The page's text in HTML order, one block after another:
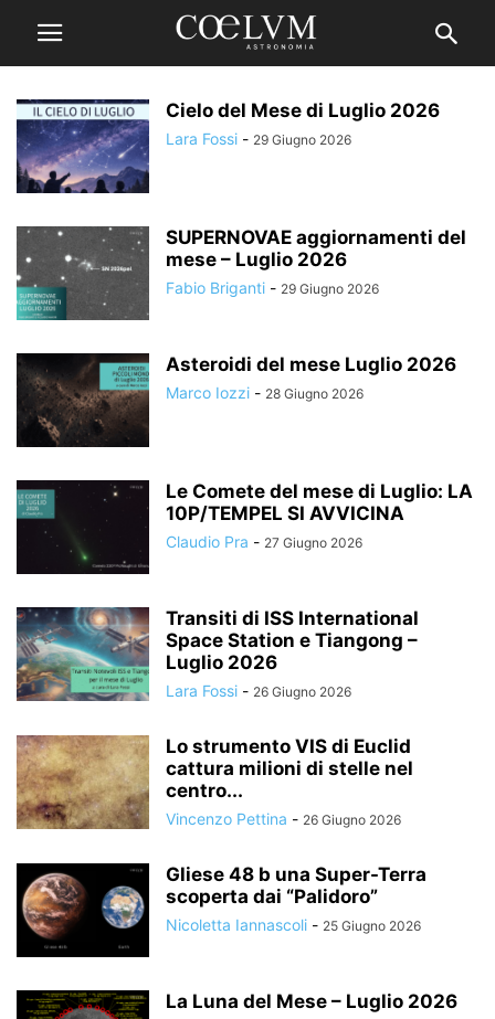
Cielo del Mese di Luglio 2026
Lara Fossi - 29 Giugno 2026
SUPERNOVAE aggiornamenti del
mese – Luglio 2026
Fabio Briganti - 29 Giugno 2026
Asteroidi del mese Luglio 2026
Marco Iozzi - 28 Giugno 2026
Le Comete del mese di Luglio: LA
10P/TEMPEL SI AVVICINA
Claudio Pra - 27 Giugno 2026
Transiti di ISS International
Space Station e Tiangong –
Luglio 2026
Lara Fossi - 26 Giugno 2026
Lo strumento VIS di Euclid
cattura milioni di stelle nel
centro...
Vincenzo Pettina - 26 Giugno 2026
Gliese 48 b una Super-Terra
scoperta dai “Palidoro”
Nicoletta Iannascoli - 25 Giugno 2026
La Luna del Mese – Luglio 2026